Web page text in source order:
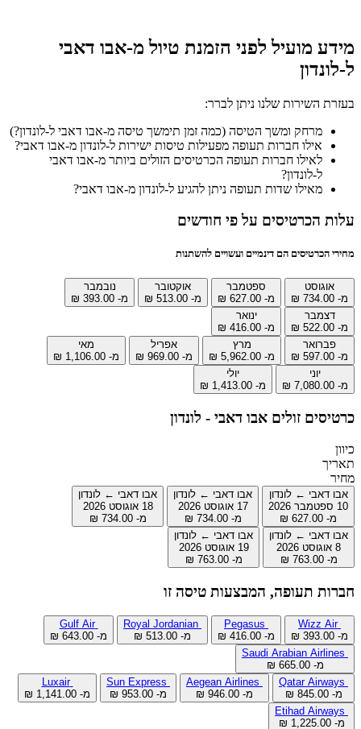
מידע מועיל לפני הזמנת טיול מ-אבו דאבי
ל-לונדון
בעזרת השירות שלנו ניתן לברר:
מרחק ומשך הטיסה (כמה זמן תימשך טיסה מ-אבו דאבי ל-לונדון?)
אילו חברות תעופה מפעילות טיסות ישירות ל-לונדון מ-אבו דאבי?
לאילו חברות תעופה הכרטיסים הזולים ביותר מ-אבו דאבי
ל-לונדון?
מאילו שדות תעופה ניתן להגיע ל-לונדון מ-אבו דאבי?
עלות הכרטיסים על פי חודשים
מחירי הכרטיסים הם דינמיים ועשויים להשתנות
אוגוסט
מ- ‏734.00 ‏₪
ספטמבר
מ- ‏627.00 ‏₪
אוקטובר
מ- ‏513.00 ‏₪
נובמבר
מ- ‏393.00 ‏₪
דצמבר
מ- ‏522.00 ‏₪
ינואר
מ- ‏416.00 ‏₪
פברואר
מ- ‏597.00 ‏₪
מרץ
מ- ‏5,962.00 ‏₪
אפריל
מ- ‏969.00 ‏₪
מאי
מ- ‏1,106.00 ‏₪
יוני
מ- ‏7,080.00 ‏₪
יולי
מ- ‏1,413.00 ‏₪
כרטיסים זולים אבו דאבי - לונדון
כיוון
תאריך
מחיר
אבו דאבי ← לונדון
10 ספטמבר 2026
מ- ‏627.00 ‏₪
אבו דאבי ← לונדון
17 אוגוסט 2026
מ- ‏734.00 ‏₪
אבו דאבי ← לונדון
18 אוגוסט 2026
מ- ‏734.00 ‏₪
אבו דאבי ← לונדון
8 אוגוסט 2026
מ- ‏763.00 ‏₪
אבו דאבי ← לונדון
19 אוגוסט 2026
מ- ‏763.00 ‏₪
חברות תעופה, המבצעות טיסה זו
Wizz Air
מ- ‏393.00 ‏₪
מ- ‏416.00 ‏₪
מ- ‏513.00 ‏₪
Gulf Air
מ- ‏643.00 ‏₪
מ- ‏665.00 ‏₪
מ- ‏845.00 ‏₪
מ- ‏946.00 ‏₪
מ- ‏953.00 ‏₪
Luxair
מ- ‏1,141.00 ‏₪
מ- ‏1,225.00 ‏₪